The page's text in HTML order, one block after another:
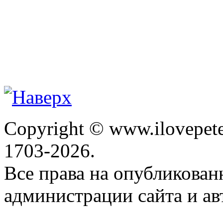
Copyright ©
1703-2026.
Все права на
администрации сайта и